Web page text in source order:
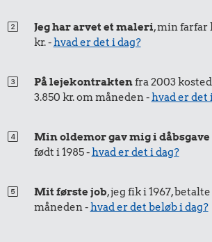
Jeg har arvet et maleri, min farfar
kr. -hvad er det i dag?
På lejekontraktenfra 2003
3.850 kr. om måneden -hvad er det
Min oldemor gav mig i dåbsgave
født i 1985 -hvad er det i dag?
Mit første job, jeg fik i 1967,
måneden -hvad er det beløb i dag?